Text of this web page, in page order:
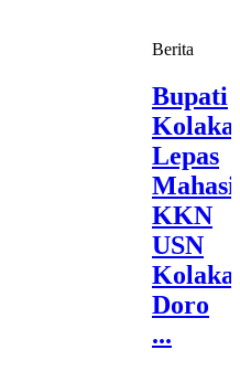
Berita
Bupati
Kolaka
Lepas
KKN
USN
Kolaka,
Doro
...